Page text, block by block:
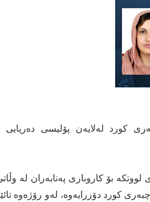
کورد لەلایەن پۆلیسی دەریایی
دەزگای لووتکە بۆ کاروباری پەنابەران لە
کورد دۆزرایەوە، لەو رۆژەوە